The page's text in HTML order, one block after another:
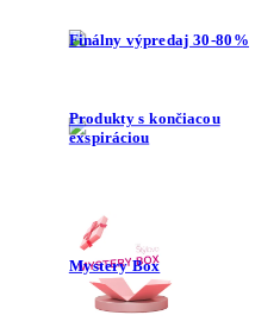
Finálny výpredaj 30-80%
Produkty s končiacou
exspiráciou
Mystery Box